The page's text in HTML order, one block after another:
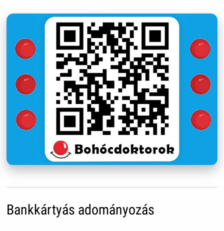
Bankkártyás adományozás